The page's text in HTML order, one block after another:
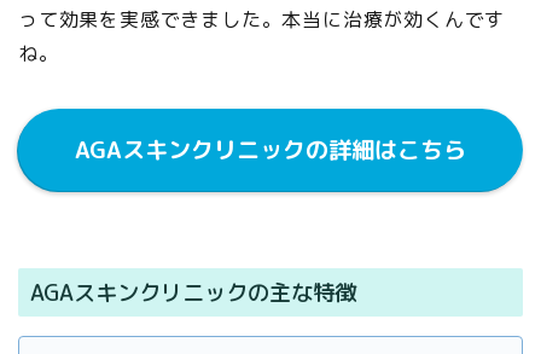
って効果を実感できました。本当に治療が効くんです
ね。
AGAスキンクリニックの詳細はこちら
AGAスキンクリニックの主な特徴